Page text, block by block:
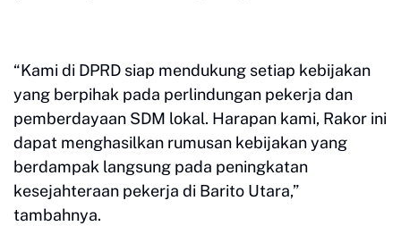
“Kami di DPRD siap mendukung setiap kebijakan
yang berpihak pada perlindungan pekerja dan
pemberdayaan SDM lokal. Harapan kami, Rakor ini
dapat menghasilkan rumusan kebijakan yang
berdampak langsung pada peningkatan
kesejahteraan pekerja di Barito Utara,”
tambahnya.